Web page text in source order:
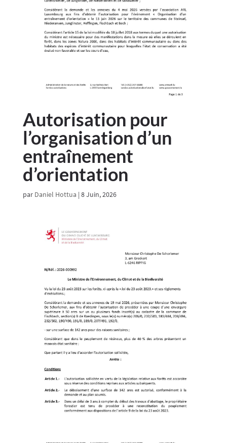
Autorisation pour
l’organisation d’un
entraînement
d’orientation
par Daniel Hottua | 8 Juin, 2026